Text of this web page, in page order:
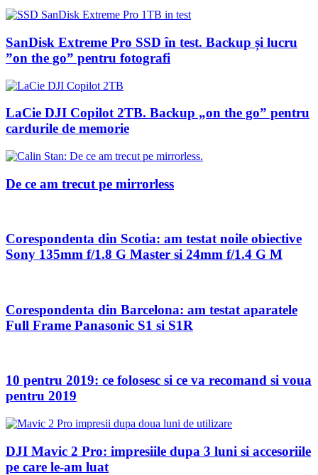
SanDisk Extreme Pro SSD în test. Backup și lucru
”on the go” pentru fotografi
LaCie DJI Copilot 2TB. Backup „on the go” pentru
cardurile de memorie
De ce am trecut pe mirrorless
Corespondenta din Scotia: am testat noile obiective
Sony 135mm f/1.8 G Master si 24mm f/1.4 G M
Corespondenta din Barcelona: am testat aparatele
Full Frame Panasonic S1 si S1R
10 pentru 2019: ce folosesc si ce va recomand si voua
pentru 2019
DJI Mavic 2 Pro: impresiile dupa 3 luni si accesoriile
pe care le-am luat